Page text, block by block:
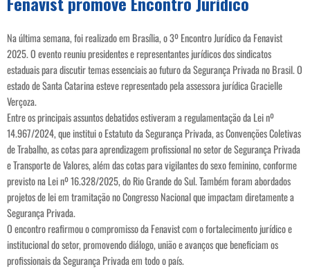
Na última semana, foi realizado em Brasília, o 3º Encontro Jurídico da Fenavist
2025. O evento reuniu presidentes e representantes jurídicos dos sindicatos
estaduais para discutir temas essenciais ao futuro da Segurança Privada no Brasil. O
estado de Santa Catarina esteve representado pela assessora jurídica Gracielle
Verçoza.
Entre os principais assuntos debatidos estiveram a regulamentação da Lei nº
14.967/2024, que institui o Estatuto da Segurança Privada, as Convenções Coletivas
de Trabalho, as cotas para aprendizagem profissional no setor de Segurança Privada
e Transporte de Valores, além das cotas para vigilantes do sexo feminino, conforme
previsto na Lei nº 16.328/2025, do Rio Grande do Sul. Também foram abordados
projetos de lei em tramitação no Congresso Nacional que impactam diretamente a
Segurança Privada.
O encontro reafirmou o compromisso da Fenavist com o fortalecimento jurídico e
institucional do setor, promovendo diálogo, união e avanços que beneficiam os
profissionais da Segurança Privada em todo o país.